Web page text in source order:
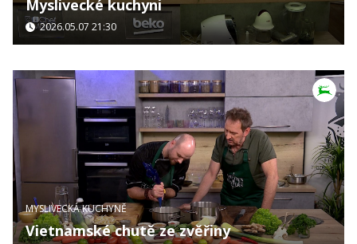
Myslivecké kuchyni
2026.05.07 21:30
MYSLIVECKÁ KUCHYNĚ
Vietnamské chutě ze zvěřiny